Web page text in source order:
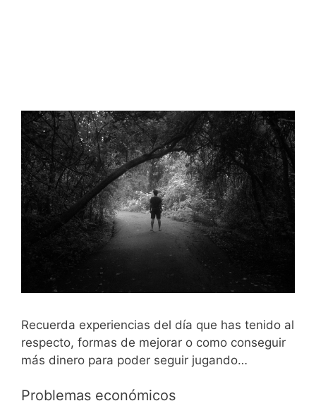
Recuerda experiencias del día que has tenido al
respecto, formas de mejorar o como conseguir
más dinero para poder seguir jugando…
Problemas económicos